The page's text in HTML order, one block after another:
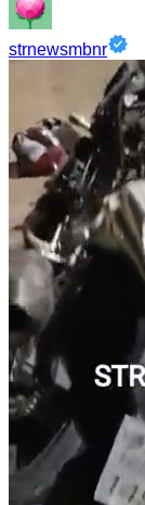
strnewsmbnr